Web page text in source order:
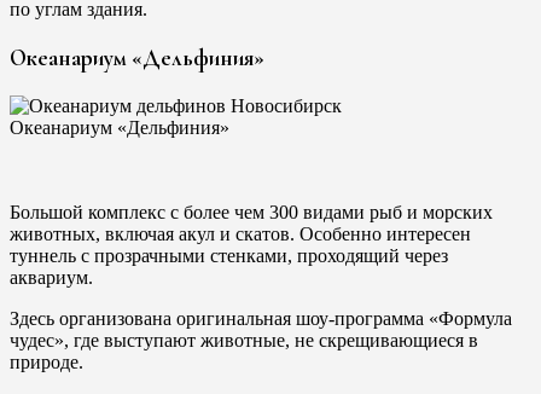
по углам здания.
Океанариум «Дельфиния»
Океанариум «Дельфиния»
Большой комплекс с более чем 300 видами рыб и морских
животных, включая акул и скатов. Особенно интересен
туннель с прозрачными стенками, проходящий через
аквариум.
Здесь организована оригинальная шоу-программа «Формула
чудес», где выступают животные, не скрещивающиеся в
природе.